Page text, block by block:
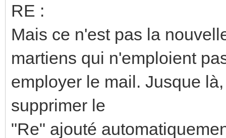
RE :
Mais ce n'est pas la
martiens qui n'emploient
employer le mail. Jusque
supprimer le
"Re" ajouté